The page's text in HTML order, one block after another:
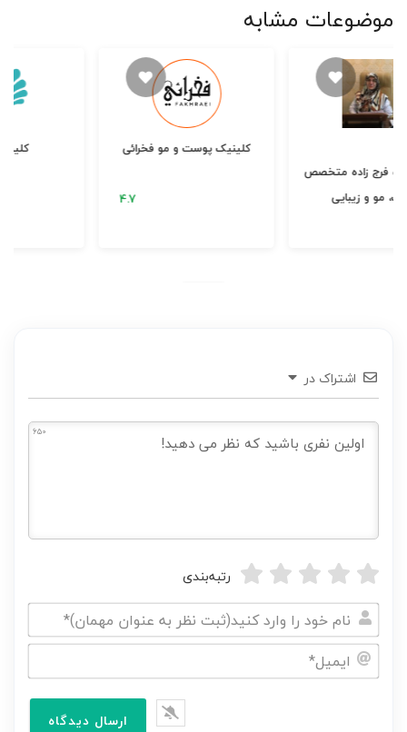
موضوعات مشابه
پوست، مو و زیبایی
سالن زیبایی شیمر مریم سلطانی
اشتراک در
650
رتبه‌بندی
نام
خود